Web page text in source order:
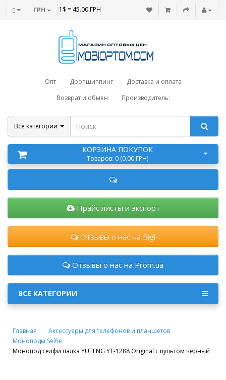
ГРН 1$ = 45.00 ГРН
Опт Дропшиппинг
Доставка и оплата
Возврат и обмен
Производитель:
Все категории
КОРЗИНА ПОКУПОК
Товаров: 0 (0.00 ГРН)
Прайс листы и экспорт
Отзывы о нас на Bigl
Отзывы о нас на Prom.ua
ВСЕ КАТЕГОРИИ
Главная
Аксессуары для телефонов и планшетов
Моноподы Selfie
Монопод селфи палка YUTENG YT-1288 Original с пультом черный